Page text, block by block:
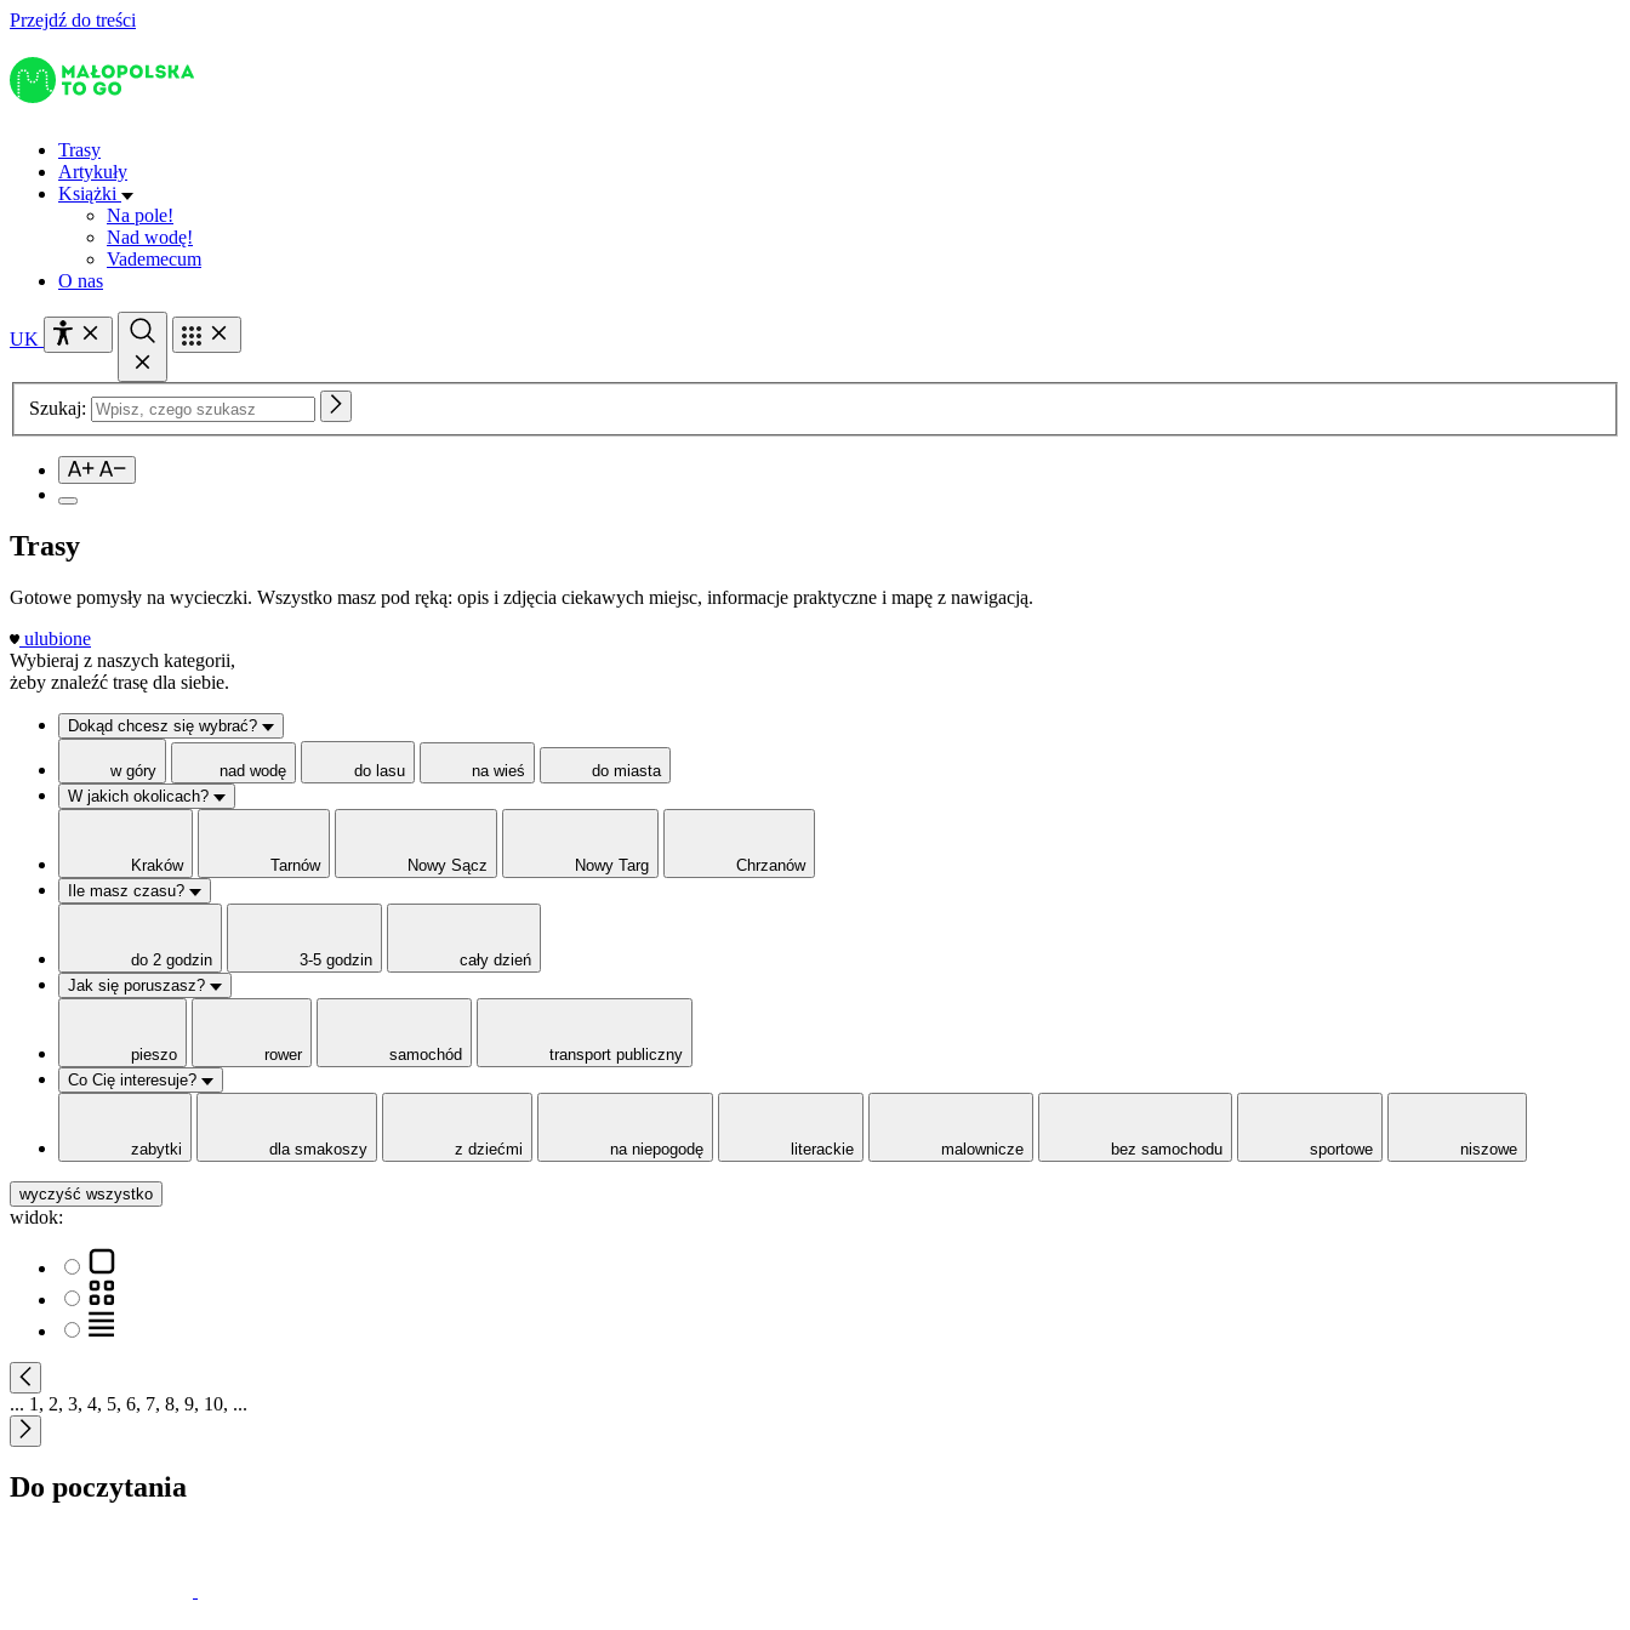
Przejdź do treści
Trasy
Artykuły
Książki
Na pole!
Nad wodę!
Vademecum
O nas
UK
Szukaj:
Trasy
Gotowe pomysły na wycieczki. Wszystko masz pod ręką: opis i zdjęcia ciekawych miejsc, informacje praktyczne i mapę z nawigacją.
ulubione
Wybieraj z naszych kategorii,
żeby znaleźć trasę dla siebie.
Dokąd chcesz się wybrać?
w góry nad wodę do lasu na wieś
do miasta
W jakich okolicach?
Kraków Tarnów Nowy Sącz Nowy Targ
Chrzanów
Ile masz czasu?
do 2 godzin 3-5 godzin
cały dzień
Jak się poruszasz?
pieszo rower samochód
transport publiczny
Co Cię interesuje?
zabytki dla smakoszy z dziećmi na niepogodę literackie malownicze bez samochodu sportowe niszowe
wyczyść wszystko
widok:
... 1 , 2, 3, 4, 5, 6, 7, 8, 9, 10, ...
Do poczytania